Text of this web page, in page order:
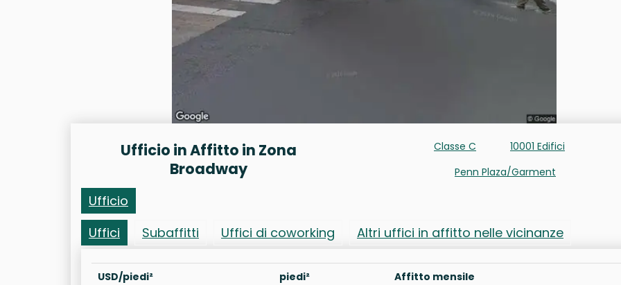
Ufficio in Affitto in Zona
Broadway
Classe C
10001 Edifici
Penn Plaza/Garment
Ufficio
Uffici
Subaffitti Uffici di coworking Altri uffici in affitto nelle vicinanze
USD/piedi² piedi² Affitto mensile